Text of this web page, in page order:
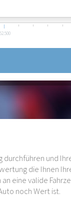
durchführen und
die Ihnen
eine valide
noch Wert ist.